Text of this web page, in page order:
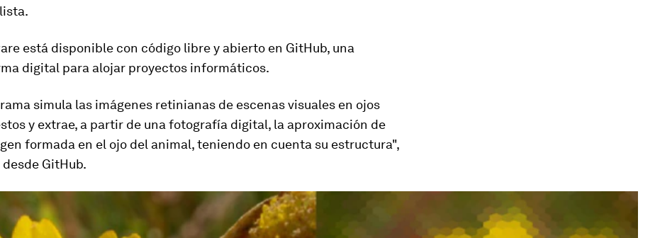
está disponible con código libre y abierto en GitHub, una
digital para alojar proyectos informáticos.
simula las imágenes retinianas de escenas visuales en ojos
y extrae, a partir de una fotografía digital, la aproximación de
formada en el ojo del animal, teniendo en cuenta su estructura",
GitHub.